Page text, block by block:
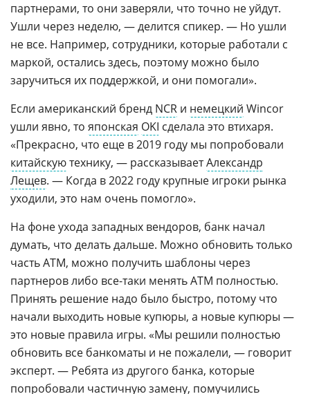
партнерами, то они заверяли, что точно не уйдут.
Ушли через неделю, — делится спикер. — Но ушли
не все. Например, сотрудники, которые работали с
маркой, остались здесь, поэтому можно было
заручиться их поддержкой, и они помогали».
Если американский бренд NCR и немецкий Wincor
ушли явно, то японская OKI сделала это втихаря.
«Прекрасно, что еще в 2019 году мы попробовали
китайскуютехнику, — рассказываетАлександр
Лещев. — Когда в 2022 году крупные игроки рынка
уходили, это нам очень помогло».
На фоне ухода западных вендоров, банк начал
думать, что делать дальше. Можно обновить только
часть АТМ, можно получить шаблоны через
партнеров либо все-таки менять АТМ полностью.
Принять решение надо было быстро, потому что
начали выходить новые купюры, а новые купюры —
это новые правила игры. «Мы решили полностью
обновить все банкоматы и не пожалели, — говорит
эксперт. — Ребята из другого банка, которые
попробовали частичную замену, помучились